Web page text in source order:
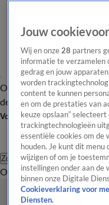
OverzichtAfleveringen
de redactieNieuwsbrief
Volg Shownieuws
Zoeken
OverzichtEntertainment
Jouw
Wij en onze 28 partners
informatie te verzamelen
gedrag en jouw
worden
content te kunnen
en om de prestaties van
keuze opslaan”
trackingtechnologieën
essentiële cookies om de
houden. Je kunt dit menu
wijzigen of om je
instellingen onder aan de
binnen onze Digitale
Cookieverklaring voor
Diensten.